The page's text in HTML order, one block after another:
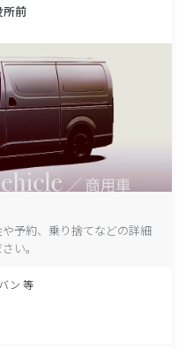
所前
予約、乗り捨てなどの詳細
い。
ン 等